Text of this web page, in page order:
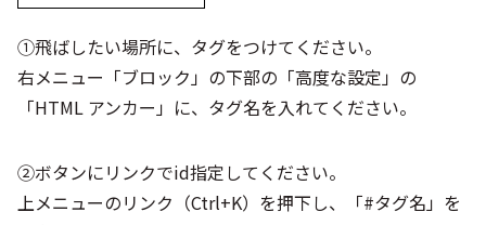
報
➀飛ばしたい場所に、タグをつけてください。
右メニュー「ブロック」の下部の「高度な設定」の
「HTML アンカー」に、タグ名を入れてください。
➁ボタンにリンクでid指定してください。
上メニューのリンク（Ctrl+K）を押下し、「#タグ名」を